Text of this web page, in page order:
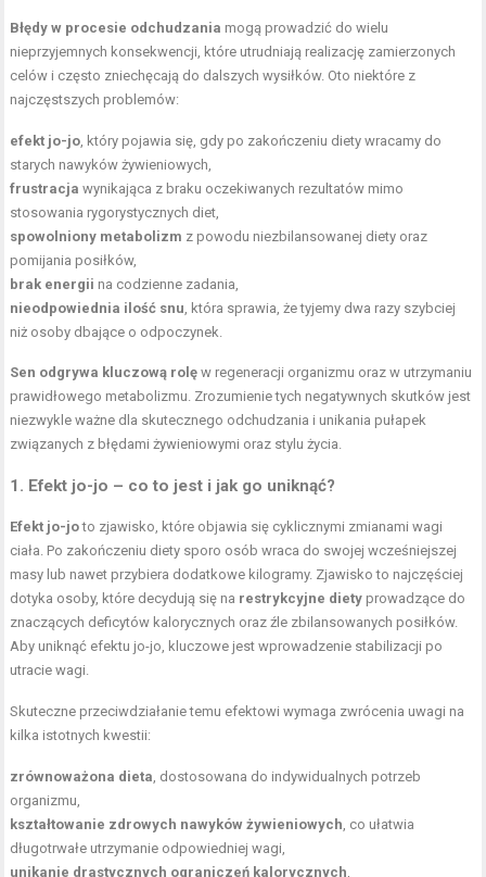
Błędy w procesie odchudzania mogą prowadzić do wielu
nieprzyjemnych konsekwencji, które utrudniają realizację zamierzonych
celów i często zniechęcają do dalszych wysiłków. Oto niektóre z
najczęstszych problemów:
efekt jo-jo, który pojawia się, gdy po zakończeniu diety wracamy do
starych nawyków żywieniowych,
frustracja wynikająca z braku oczekiwanych rezultatów mimo
stosowania rygorystycznych diet,
spowolniony metabolizm z powodu niezbilansowanej diety oraz
pomijania posiłków,
brak energii na codzienne zadania,
nieodpowiednia ilość snu, która sprawia, że tyjemy dwa razy szybciej
niż osoby dbające o odpoczynek.
Sen odgrywa kluczową rolę w regeneracji organizmu oraz w utrzymaniu
prawidłowego metabolizmu. Zrozumienie tych negatywnych skutków jest
niezwykle ważne dla skutecznego odchudzania i unikania pułapek
związanych z błędami żywieniowymi oraz stylu życia.
1. Efekt jo-jo – co to jest i jak go uniknąć?
Efekt jo-joto zjawisko, które objawia się cyklicznymi zmianami wagi
ciała. Po zakończeniu diety sporo osób wraca do swojej wcześniejszej
masy lub nawet przybiera dodatkowe kilogramy. Zjawisko to najczęściej
dotyka osoby, które decydują się na restrykcyjne diety prowadzące do
znaczących deficytów kalorycznych oraz źle zbilansowanych posiłków.
Aby uniknąć efektu jo-jo, kluczowe jest wprowadzenie stabilizacji po
utracie wagi.
Skuteczne przeciwdziałanie temu efektowi wymaga zwrócenia uwagi na
kilka istotnych kwestii:
zrównoważona dieta, dostosowana do indywidualnych potrzeb
organizmu,
kształtowanie zdrowych nawyków żywieniowych, co ułatwia
długotrwałe utrzymanie odpowiedniej wagi,
unikanie drastycznych ograniczeń kalorycznych,